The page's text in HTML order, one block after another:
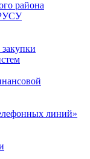
района
линий»